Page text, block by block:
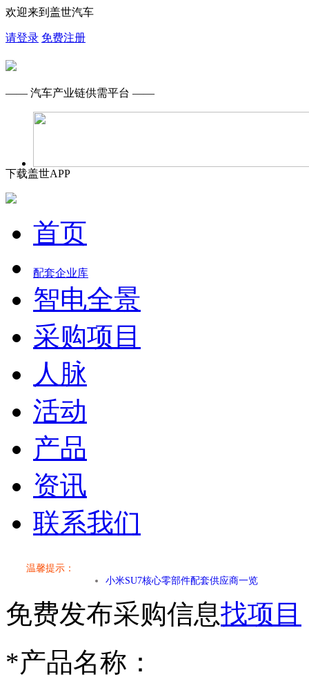
欢迎来到盖世汽车
请登录 免费注册
—— 汽车产业链供需平台 ——
下载盖世APP
首页
配套企业库
智电全景
采购项目
人脉
活动
产品
资讯
联系我们
温馨提示：
小米SU7核心零部件配套供应商一览
乐道L60核心零部件配套供应商一览
小米SU7核心零部件配套供应商一览
免费发布采购信息找项目
*产品名称：